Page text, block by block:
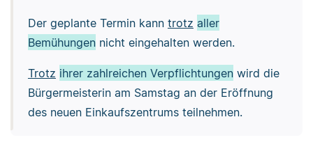
Der geplante Termin kann trotz aller
Bemühungennicht eingehalten werden.
Trotz ihrer zahlreichen Verpflichtungenwird die
Bürgermeisterin am Samstag an der Eröffnung
des neuen Einkaufszentrums teilnehmen.